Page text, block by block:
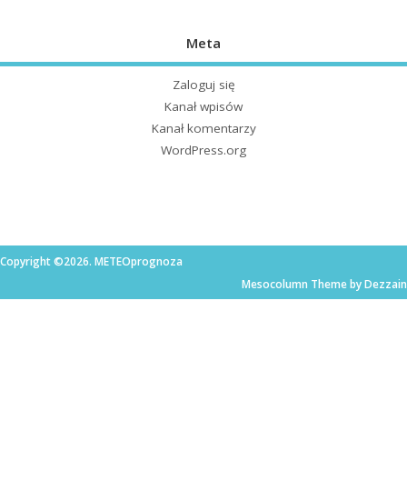
Meta
Zaloguj się
Kanał wpisów
Kanał komentarzy
WordPress.org
Copyright ©2026. METEOprognoza
Mesocolumn Theme by Dezzain